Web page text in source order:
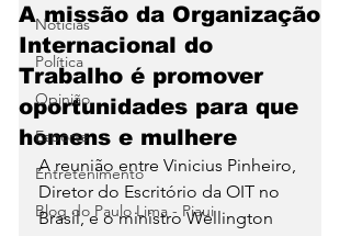
Notícias
Política
Opinião
Esporte
Entretenimento
Blog do Paulo Lima - Piaui
A missão da Organização
Internacional do
Trabalho é promover
oportunidades para que
homens e mulhere
A reunião entre Vinicius Pinheiro,
Diretor do Escritório da OIT no
Brasil, e o ministro Wellington